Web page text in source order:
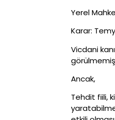
Yerel
Karar:
Vicdani
Ancak,
Tehdit fiili,